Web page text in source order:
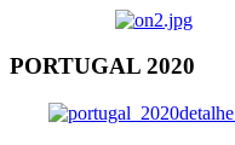
PORTUGAL 2020